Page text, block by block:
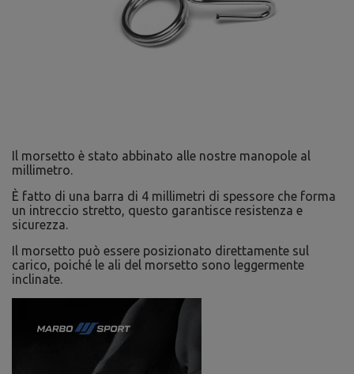
Il morsetto è stato abbinato alle nostre manopole al
millimetro.
È fatto di una barra di 4 millimetri di spessore che forma
un intreccio stretto, questo garantisce resistenza e
sicurezza.
Il morsetto può essere posizionato direttamente sul
carico, poiché le ali del morsetto sono leggermente
inclinate.